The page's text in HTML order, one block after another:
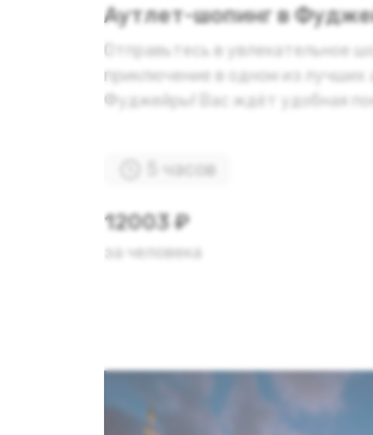
Аутлет-шопинг в
Отправьтесь в увлекательное
приключение в одном из лучших
Фуджейры! Вас ждёт удобная
5 часов
12003 ₽
за человека